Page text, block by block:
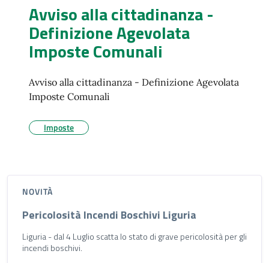
Avviso alla cittadinanza -
Definizione Agevolata
Imposte Comunali
Avviso alla cittadinanza - Definizione Agevolata
Imposte Comunali
Imposte
NOVITÀ
Pericolosità Incendi Boschivi Liguria
Liguria - dal 4 Luglio scatta lo stato di grave pericolosità per gli
incendi boschivi.